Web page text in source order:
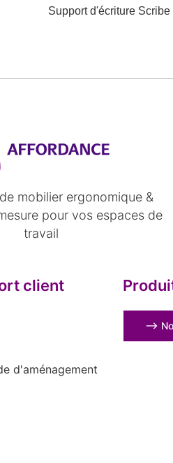
Support d'écriture Scribe
mobilier ergonomique &
pour vos espaces de
travail
client
d'aménagement
⟶